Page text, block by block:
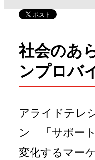
社会のあ
ンプロバ
アライドテレ
ン」「サポー
変化するマー